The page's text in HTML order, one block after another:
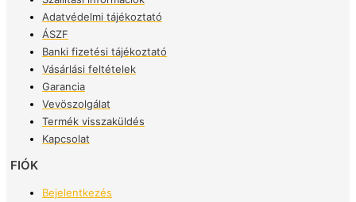
Adatvédelmi tájékoztató
ÁSZF
Banki fizetési tájékoztató
Vásárlási feltételek
Garancia
Vevöszolgálat
Termék visszaküldés
Kapcsolat
FIÓK
Bejelentkezés